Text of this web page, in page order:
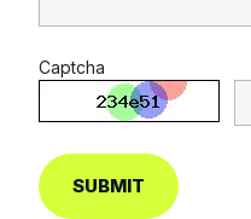
Captcha
SUBMIT